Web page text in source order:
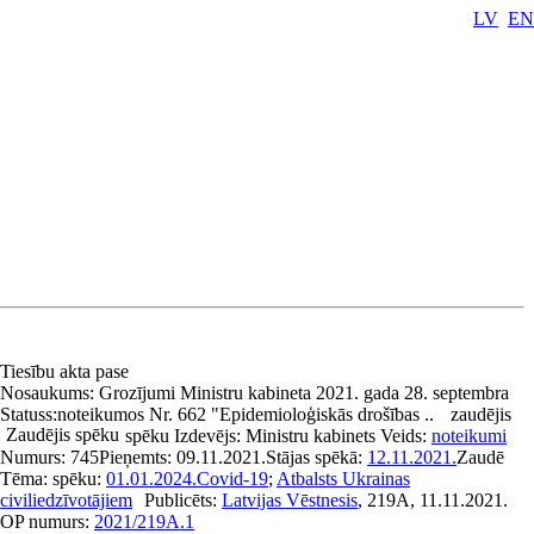
LV EN
Tiesību akta pase
Nosaukums: Grozījumi Ministru kabineta 2021. gada 28. septembra
noteikumos Nr. 662 "Epidemioloģiskās drošības ..
Statuss:
Zaudējis spēku
zaudējis
spēku Izdevējs: Ministru kabinets Veids: noteikumi
Numurs: 745Pieņemts: 09.11.2021.Stājas spēkā: 12.11.2021.Zaudē
spēku: 01.01.2024.
Tēma: Covid-19; Atbalsts Ukrainas
civiliedzīvotājiem Publicēts: Latvijas Vēstnesis, 219A, 11.11.2021.
OP numurs: 2021/219A.1